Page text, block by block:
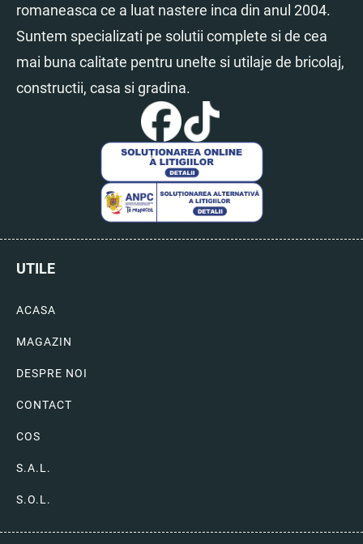
romaneasca ce a luat nastere inca din anul 2004.
Suntem specializati pe solutii complete si de cea
mai buna calitate pentru unelte si utilaje de bricolaj,
constructii, casa si gradina.
UTILE
ACASA
MAGAZIN
DESPRE NOI
CONTACT
COS
S.A.L.
S.O.L.